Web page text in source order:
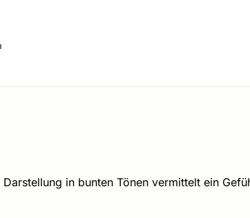
in bunten Tönen vermittelt ein